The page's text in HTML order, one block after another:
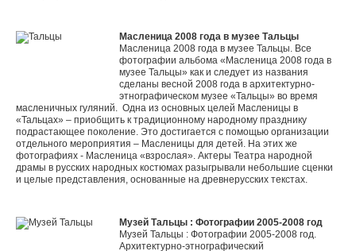
Масленица 2008 года в музее Тальцы
Масленица 2008 года в музее Тальцы. Все
фотографии альбома «Масленица 2008 года в
музее Тальцы» как и следует из названия
сделаны весной 2008 года в архитектурно-
этнографическом музее «Тальцы» во время
масленичных гуляний. Одна из основных целей Масленицы в
«Тальцах» – приобщить к традиционному народному празднику
подрастающее поколение. Это достигается с помощью организации
отдельного мероприятия – Масленицы для детей. На этих же
фотографиях - Масленица «взрослая». Актеры Театра народной
драмы в русских народных костюмах разыгрывали небольшие сценки
и целые представления, основанные на древнерусских текстах.
Музей Тальцы : Фотографии 2005-2008 год
Музей Тальцы : Фотографии 2005-2008 год.
Архитектурно-этнографический